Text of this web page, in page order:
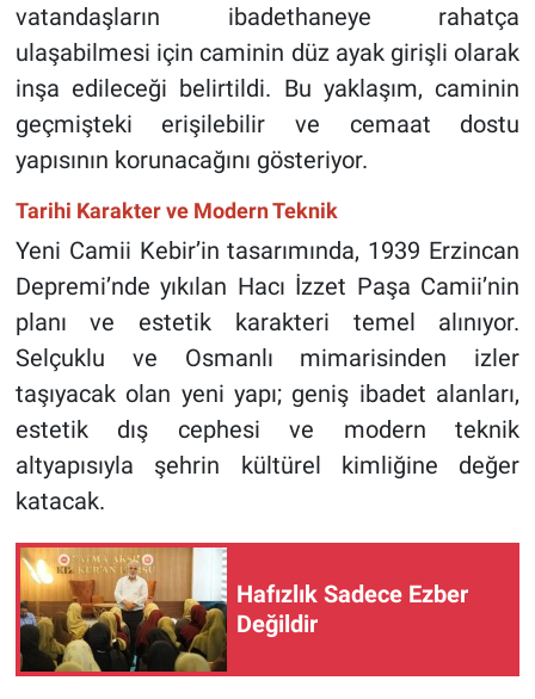
vatandaşların ibadethaneye rahatça
ulaşabilmesi için caminin düz ayak girişli olarak
inşa edileceği belirtildi. Bu yaklaşım, caminin
geçmişteki erişilebilir ve cemaat dostu
yapısının korunacağını gösteriyor.
Tarihi Karakter ve Modern Teknik
Yeni Camii Kebir’in tasarımında, 1939 Erzincan
Depremi’nde yıkılan Hacı İzzet Paşa Camii’nin
planı ve estetik karakteri temel alınıyor.
Selçuklu ve Osmanlı mimarisinden izler
taşıyacak olan yeni yapı; geniş ibadet alanları,
estetik dış cephesi ve modern teknik
altyapısıyla şehrin kültürel kimliğine değer
katacak.
Hafızlık Sadece Ezber
Değildir